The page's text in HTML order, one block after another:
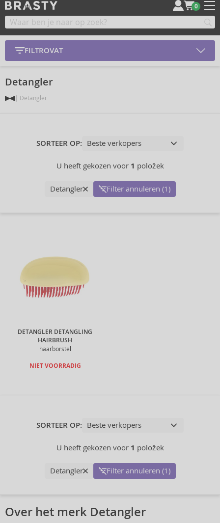
0
FILTROVAT
Detangler
Detangler
SORTEER OP:
U heeft gekozen voor 1 položek
Detangler Filter annuleren (1)
DETANGLER DETANGLING
HAIRBRUSH
haarborstel
NIET VOORRADIG
SORTEER OP:
U heeft gekozen voor 1 položek
Detangler Filter annuleren (1)
Over het merk Detangler